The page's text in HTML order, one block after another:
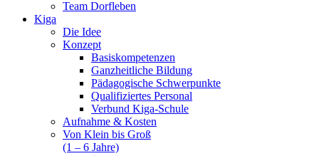
Team Dorfleben
Kiga
Die Idee
Konzept
Basiskompetenzen
Ganzheitliche Bildung
Pädagogische Schwerpunkte
Qualifiziertes Personal
Verbund Kiga-Schule
Aufnahme & Kosten
Von Klein bis Groß
(1 – 6 Jahre)